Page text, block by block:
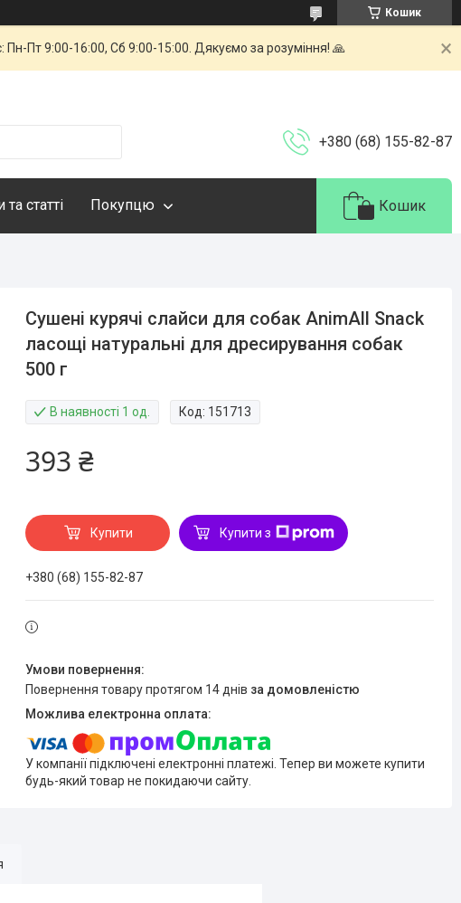
Кошик
Пт 9:00-16:00, Сб 9:00-15:00. Дякуємо за розуміння! 🙏
+380 (68) 155-82-87
статті Покупцю Кошик
Сушені курячі слайси для собак AnimAll Snack
ласощі натуральні для дресирування собак
500 г
В наявності 1 од. Код: 151713
393 ₴
Купити Купити з
+380 (68) 155-82-87
повернення товару протягом 14 днів за домовленістю
У компанії підключені електронні платежі. Тепер ви можете купити
будь-який товар не покидаючи сайту.